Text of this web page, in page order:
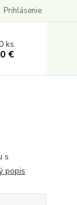
Prihlásenie
ks
0 €
s
popis